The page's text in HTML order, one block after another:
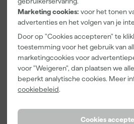
Marketing cookies: voor het tonen
advertenties en het volgen van je
Door op "Cookies accepteren" te
toestemming voor het gebruik van
marketingcookies voor
voor "Weigeren", dan plaatsen we
beperkt analytische cookies. Meer
cookiebeleid.
Cookies
namelijk strepen en haren in je
daarom de in Nederland